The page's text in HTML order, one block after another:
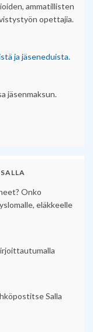
ammatillisten
opettajia.
ja jäseneduista.
jäsenmaksun.
Onko
eläkkeelle
Salla